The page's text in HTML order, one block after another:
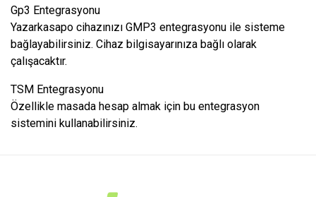
Gp3 Entegrasyonu
Yazarkasapo cihazınızı GMP3 entegrasyonu ile sisteme
bağlayabilirsiniz. Cihaz bilgisayarınıza bağlı olarak
çalışacaktır.
TSM Entegrasyonu
Özellikle masada hesap almak için bu entegrasyon
sistemini kullanabilirsiniz.